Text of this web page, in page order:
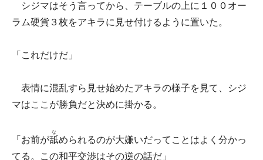
シジマはそう言ってから、テーブルの上に１００オー
ラム硬貨３枚をアキラに見せ付けるように置いた。
「これだけだ」
表情に混乱すら見せ始めたアキラの様子を見て、シジ
マはここが勝負だと決めに掛かる。
「お前が舐
な
められるのが大嫌いだってことはよく分かっ
てる。この和平交渉はその逆の話だ」